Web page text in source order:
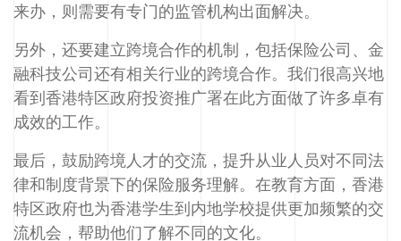
来办，则需要有专门的监管机构出面解决。
另外，还要建立跨境合作的机制，包括保险公司、金
融科技公司还有相关行业的跨境合作。我们很高兴地
看到香港特区政府投资推广署在此方面做了许多卓有
成效的工作。
最后，鼓励跨境人才的交流，提升从业人员对不同法
律和制度背景下的保险服务理解。在教育方面，香港
特区政府也为香港学生到内地学校提供更加频繁的交
流机会，帮助他们了解不同的文化。